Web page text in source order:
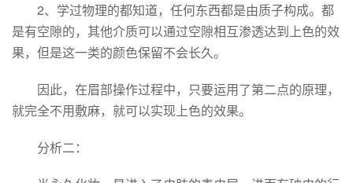
2、学过物理的都知道，任何东西都是由质子构成。都
是有空隙的，其他介质可以通过空隙相互渗透达到上色的效
果，但是这一类的颜色保留不会长久。
因此，在眉部操作过程中，只要运用了第二点的原理，
就完全不用敷麻，就可以实现上色的效果。
分析二：